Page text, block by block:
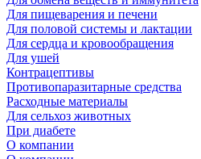
Для пищеварения и печени
Для половой системы и лактации
Для сердца и кровообращения
Для ушей
Контрацептивы
Противопаразитарные средства
Расходные материалы
Для сельхоз животных
При диабете
О компании